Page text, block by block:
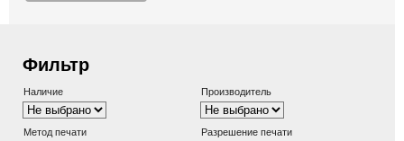
Фильтр
Наличие Производитель
Метод печати Разрешение печати